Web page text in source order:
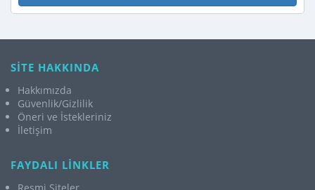
SİTE HAKKINDA
Hakkımızda
Güvenlik/Gizlilik
Öneri ve İstekleriniz
İletişim
FAYDALI LİNKLER